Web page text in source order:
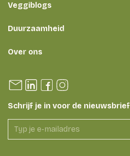
Veggiblogs
Duurzaamheid
Over ons
Schrijf je in voor de nieuwsbrief